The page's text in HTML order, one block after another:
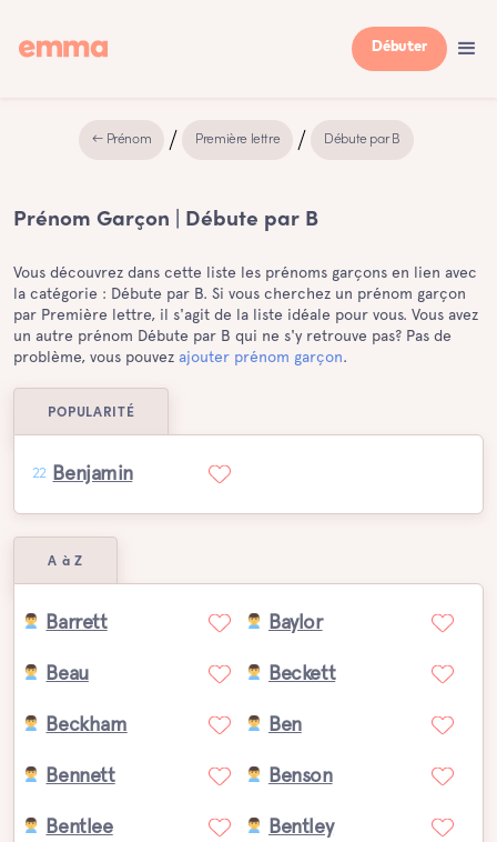
Débuter
← Prénom Première lettre Débute par B
Prénom Garçon | Débute par B
Vous découvrez dans cette liste les prénoms garçons en lien avec
la catégorie : Débute par B. Si vous cherchez un prénom garçon
par Première lettre, il s'agit de la liste idéale pour vous. Vous avez
un autre prénom Débute par B qui ne s'y retrouve pas? Pas de
problème, vous pouvez ajouter prénom garçon.
POPULARITÉ
22 Benjamin
A à Z
Barrett Baylor
Beau Beckett
Beckham Ben
Bennett Benson
Bentlee Bentley